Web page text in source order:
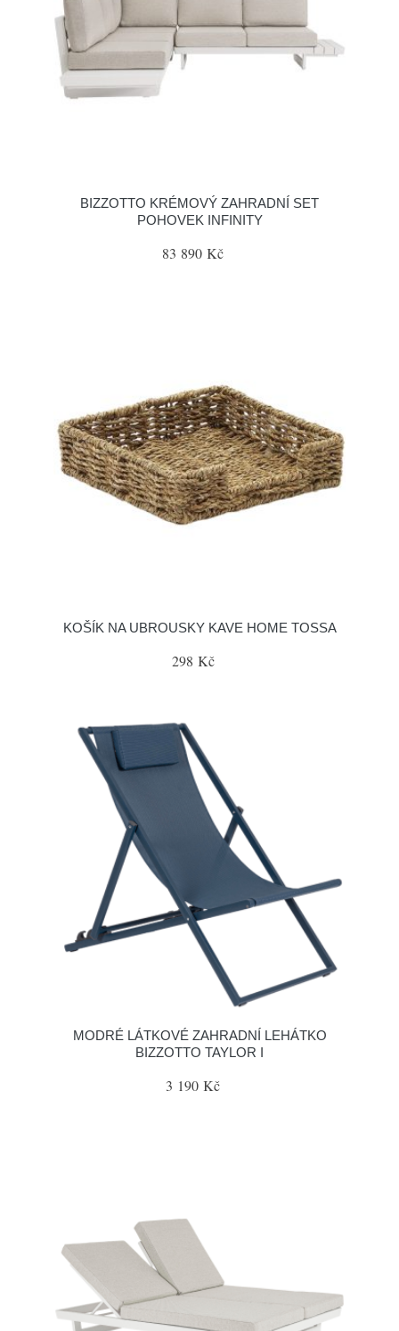
BIZZOTTO KRÉMOVÝ ZAHRADNÍ SET
POHOVEK INFINITY
83 890 Kč
KOŠÍK NA UBROUSKY KAVE HOME TOSSA
298 Kč
MODRÉ LÁTKOVÉ ZAHRADNÍ LEHÁTKO
BIZZOTTO TAYLOR I
3 190 Kč